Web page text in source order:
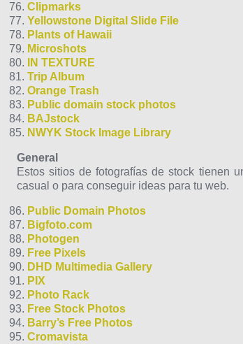
Clipmarks
Yellowstone Digital Slide File
Plants of Hawaii
Microshots
IN TEXTURE
Trip Album
Orange Trash
Public domain stock photos
BAJstock
NWYK Stock Image Library
General
Estos sitios de fotografías de stock tienen
casual o para conseguir ideas para tu web.
Public Domain Photos
Bigfoto.com
Photogen
Free Pixels
DHD Multimedia Gallery
PIX
Photo Rack
Free Stock Photos
Barry’s Free Photos
Cromavista